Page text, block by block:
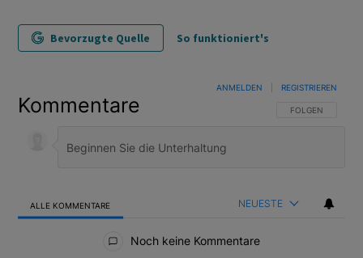
Bevorzugte Quelle So funktioniert's
Kommentare FOLGE DIESER
FOLGEN
ANMELDEN REGISTRIEREN
ALLE KOMMENTARE NEUESTE
Noch keine Kommentare